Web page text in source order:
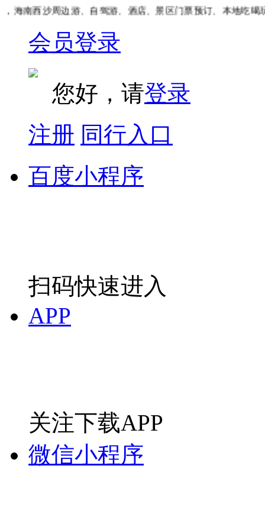
南西沙周边游、自驾游、酒店、景区门票预订、本地吃喝玩
会员登录
您好，请登录
注册 同行入口
百度小程序
扫码快速进入
APP
关注下载APP
微信小程序